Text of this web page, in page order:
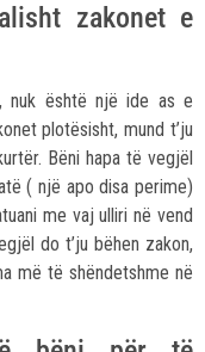
zakonet e
nuk është një ide as e
plotësisht, mund t’ju
Bëni hapa të vegjël
( një apo disa perime)
me vaj ulliri në vend
do t’ju bëhen zakon,
më të shëndetshme në